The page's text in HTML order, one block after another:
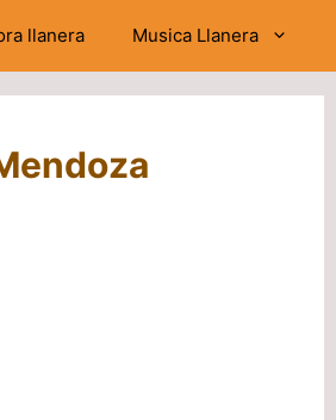
llanera Musica Llanera